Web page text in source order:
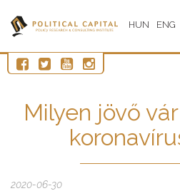
HUN ENG
Milyen jövő
2020-06-30